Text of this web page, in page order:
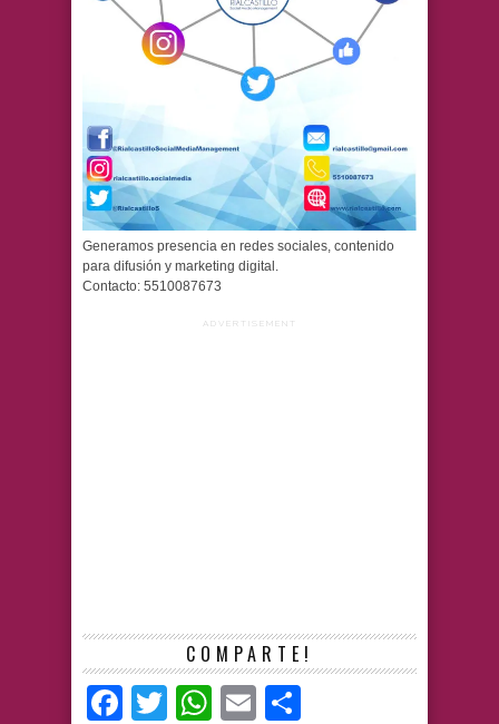
Generamos presencia en redes sociales, contenido
para difusión y marketing digital.
Contacto: 5510087673
ADVERTISEMENT
COMPARTE!
Facebook
TwitterWhatsApp
Email